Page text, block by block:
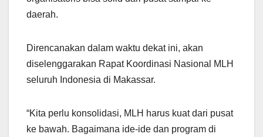
daerah.
Direncanakan dalam waktu dekat ini, akan
diselenggarakan Rapat Koordinasi Nasional MLH
seluruh Indonesia di Makassar.
“Kita perlu konsolidasi, MLH harus kuat dari pusat
ke bawah. Bagaimana ide-ide dan program di